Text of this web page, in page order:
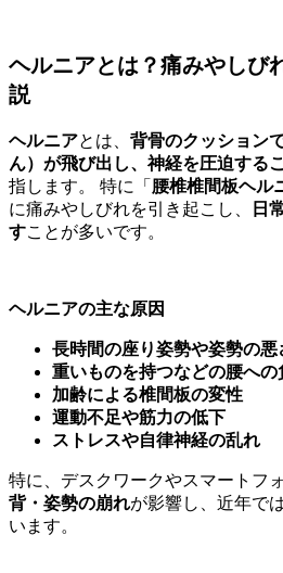
ヘルニアとは？痛みやしび
説
ヘルニアとは、 背骨のクッション
ん）が飛び出し、神経を圧迫する
指します。 特に「 腰椎椎間板ヘル
に痛みやしびれを引き起こし、
日
すことが多いです。
ヘルニアの主な原因
長時間の座り姿勢や姿勢の悪
重いものを持つなどの腰への
加齢による椎間板の変性
運動不足や筋力の低下
ストレスや自律神経の乱れ
特に、デスクワークやスマートフ
背・姿勢の崩れが影響し、近年で
います。